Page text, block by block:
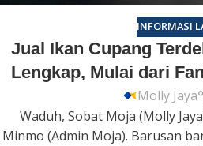
INFORMASI
Jual Ikan Cupang
Lengkap, Mulai dari
Molly Jaya
Waduh, Sobat Moja (Molly
Minmo (Admin Moja). Barusan